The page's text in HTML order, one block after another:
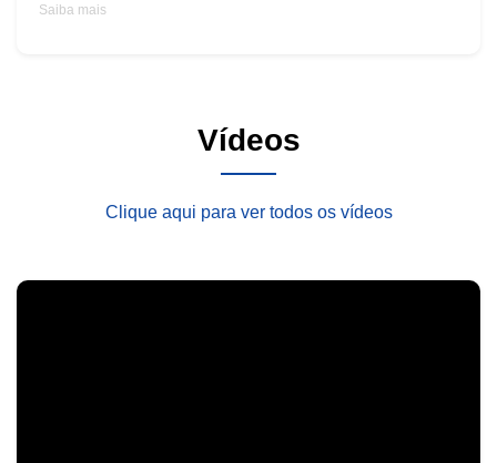
Saiba mais
Vídeos
Clique aqui para ver todos os vídeos